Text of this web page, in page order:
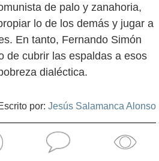
de palo y zanahoria,
lo de los demás y jugar a
En tanto, Fernando Simón
de cubrir las espaldas a esos
dialéctica.
por: Jesús Salamanca Alonso